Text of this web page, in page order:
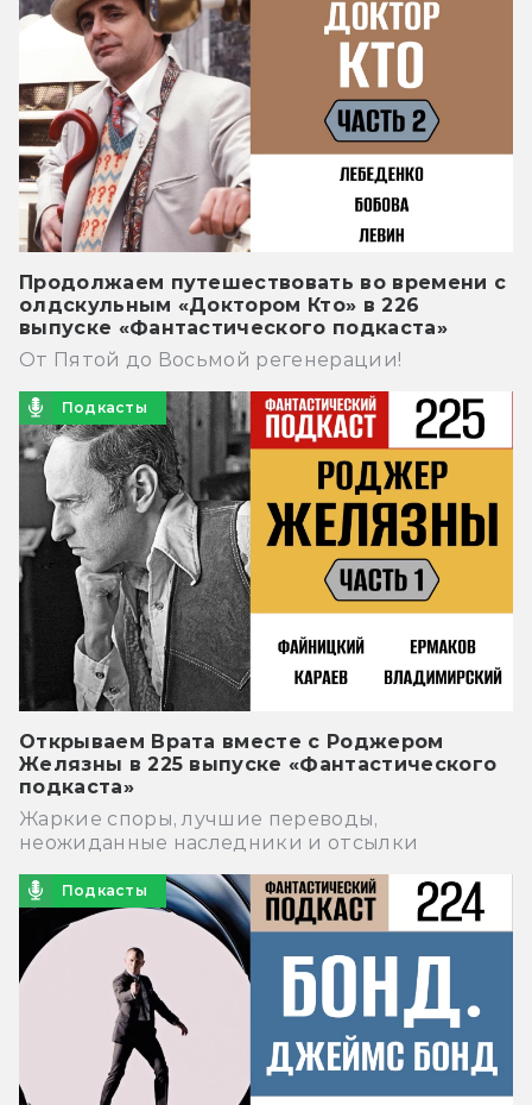
Продолжаем путешествовать во времени с
олдскульным «Доктором Кто» в 226
выпуске «Фантастического подкаста»
От Пятой до Восьмой регенерации!
Подкасты
Открываем Врата вместе с Роджером
Желязны в 225 выпуске «Фантастического
подкаста»
Жаркие споры, лучшие переводы,
неожиданные наследники и отсылки
Подкасты